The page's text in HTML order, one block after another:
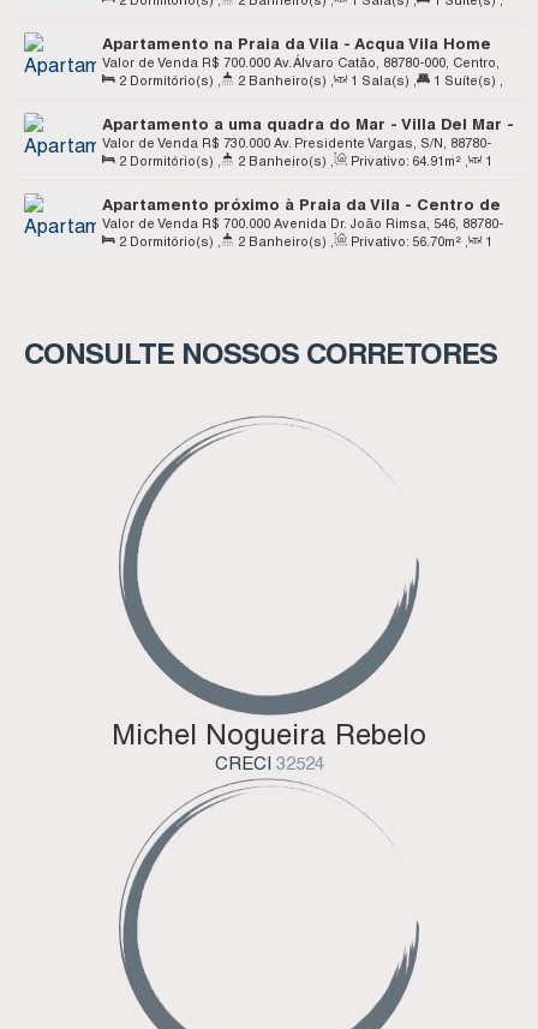
Centro, Imbituba, Santa Catarina, Brasil
Apartamento na Praia da Vila - Acqua Vila Home
Club - Apto C208 - Centro - Imbituba SC
R$ 700.000
Valor de Venda
Av. Álvaro Catão, 88780-000, Centro,
Imbituba, Santa Catarina, Brasil
2 Dormitório(s) 2 Banheiro(s) 1 Sala(s) 1 Suíte(s)
Apartamento a uma quadra do Mar - Villa Del Mar -
Centro de Imbituba SC
R$ 730.000
Valor de Venda
Av. Presidente Vargas, S/N, 88780-
000, Centro, Imbituba, Santa Catarina, Brasil
2 Dormitório(s) 2 Banheiro(s) Privativo: 64 .91 m²
1
Apartamento próximo à Praia da Vila - Centro de
Imbituba SC R$ 700.000
Valor de Venda
Avenida Dr. João Rimsa, 546, 88780-
000, Centro, Imbituba, Santa Catarina, Brasil
2 Dormitório(s) 2 Banheiro(s) Privativo: 56 .70m²
1
CONSULTE NOSSOS CORRETORES
Michel Nogueira Rebelo
CRECI 32524